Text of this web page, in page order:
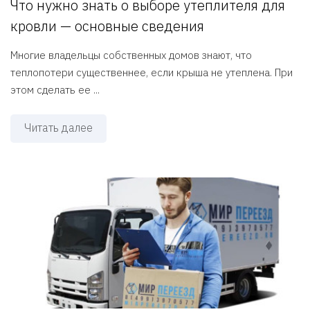
Что нужно знать о выборе утеплителя для
кровли — основные сведения
Многие владельцы собственных домов знают, что
теплопотери существеннее, если крыша не утеплена. При
этом сделать ее ...
Читать далее